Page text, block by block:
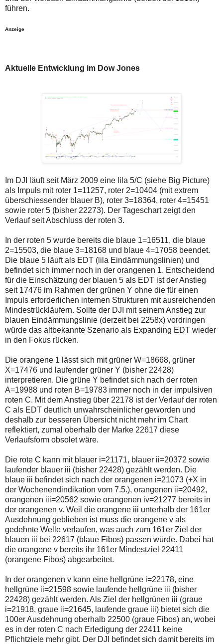
führen.
Anzeige
Aktuelle Entwicklung im Dow Jones
Im DJI läuft seit März 2009 eine lila 5/C (siehe Big Picture)
als Impuls mit roter 1=11257, roter 2=10404 (mit extrem
überschiessender blauer B), roter 3=18364, roter 4=15451
sowie roter 5 (bisher 22273). Der Tageschart zeigt den
Verlauf seit Abschluss der roten 3.
In der roten 5 wurde bereits die blaue 1=16511, die blaue
2=15503, die blaue 3=18168 und blaue 4=17058 beendet.
Die blaue 5 läuft als EDT (lila Eindämmungslinien) und
befindet sich immer noch in der orangenen 1. Entscheidend
für die Einschätzung der blauen 5 als EDT ist der Anstieg
seit 17476 im Rahmen der grünen Y ohne die für einen
Impuls erforderlichen internen Strukturen mit ausreichenden
Mindestrückläufern. Sollte der DJI mit seinem Anstieg zur
blauen Eindämmungslinie (derzeit bei 2258x) vordringen
würde das altbekannte Szenario als Expanding EDT wieder
in den Fokus rücken.
Die orangene 1 lässt sich mit grüner W=18668, grüner
X=17476 und laufender grüner Y (bisher 22428)
interpretieren. Die grüne Y befindet sich nach der roten
A=19988 und roten B=19783 immer noch in der impulsiven
roten C. Mit dem Anstieg über 22178 ist der Verlauf der roten
C als EDT deutlich unwahrscheinlicher geworden und
deshalb zur besseren Übersicht nicht mehr im Chart
reflektiert, zumal oberhalb der Marke 22617 diese
Verlaufsform obsolet wäre.
Die rote C kann mit blauer i=21171, blauer ii=20372 sowie
laufender blauer iii (bisher 22428) gezählt werden. Die
blaue iii befindet sich nach der orangenen i=21073 (+X in
der Wochenendindikation vom 7.5.), orangenen ii=20492,
orangenen iii=20562 sowie orangenen iv=21277 bereits in
der orangenen v. Weil die orangene iii unterhalb der 161er
Ausdehnung geblieben ist muss die orangene v als
gedehnte Welle verlaufen, was auch zum 161er Ziel der
blauen iii bei 22617 (blaue Fibos) passen würde. Dabei hat
die orangene v bereits ihr 161er Mindestziel 22411
(orangene Fibos) abgearbeitet.
In der orangenen v kann eine hellgrüne i=22178, eine
hellgrüne ii=21598 sowie laufende hellgrüne iii (bisher
22428) gezählt werden. Als Ziel der hellgrünen iii (graue
i=21918, graue ii=21645, laufende graue iii) bietet sich die
100er Ausdehnung oberhalb 22500 (graue Fibos) an, wobei
es in der roten C nach Erledigung der 22411 keine
Pflichtziele mehr gibt. Der DJI befindet sich damit bereits im